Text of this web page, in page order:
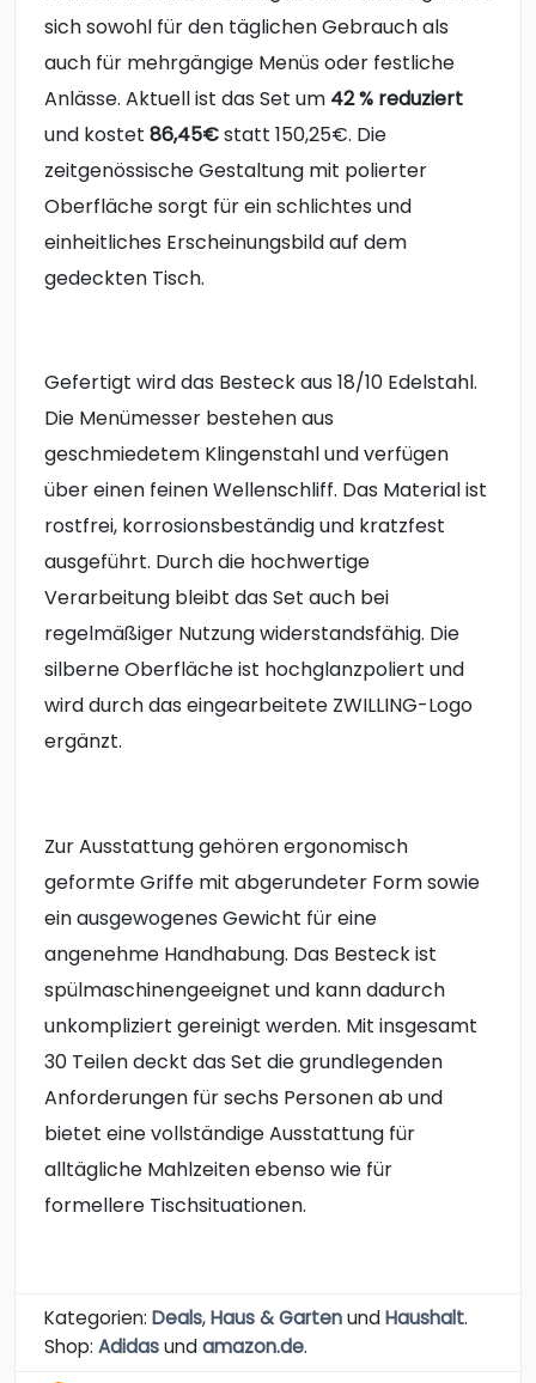
sich sowohl für den täglichen Gebrauch als
auch für mehrgängige Menüs oder festliche
Anlässe. Aktuell ist das Set um 42 % reduziert
und kostet 86,45€statt 150,25€. Die
zeitgenössische Gestaltung mit polierter
Oberfläche sorgt für ein schlichtes und
einheitliches Erscheinungsbild auf dem
gedeckten Tisch.
Gefertigt wird das Besteck aus 18/10 Edelstahl.
Die Menümesser bestehen aus
geschmiedetem Klingenstahl und verfügen
über einen feinen Wellenschliff. Das Material ist
rostfrei, korrosionsbeständig und kratzfest
ausgeführt. Durch die hochwertige
Verarbeitung bleibt das Set auch bei
regelmäßiger Nutzung widerstandsfähig. Die
silberne Oberfläche ist hochglanzpoliert und
wird durch das eingearbeitete ZWILLING-Logo
ergänzt.
Zur Ausstattung gehören ergonomisch
geformte Griffe mit abgerundeter Form sowie
ein ausgewogenes Gewicht für eine
angenehme Handhabung. Das Besteck ist
spülmaschinengeeignet und kann dadurch
unkompliziert gereinigt werden. Mit insgesamt
30 Teilen deckt das Set die grundlegenden
Anforderungen für sechs Personen ab und
bietet eine vollständige Ausstattung für
alltägliche Mahlzeiten ebenso wie für
formellere Tischsituationen.
Kategorien: Deals,Haus & GartenundHaushalt.
Shop: Adidasundamazon.de.